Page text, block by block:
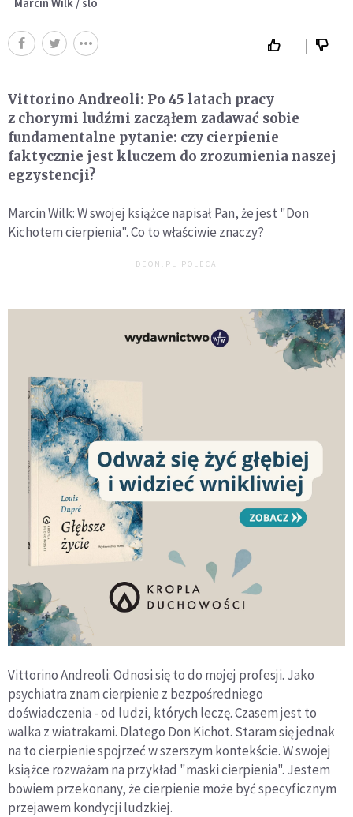
Vittorino Andreoli: Po 45 latach pracy
z chorymi ludźmi zacząłem zadawać sobie
fundamentalne pytanie: czy cierpienie
faktycznie jest kluczem do zrozumienia naszej
egzystencji?
Marcin Wilk: W swojej książce napisał Pan, że jest "Don
Kichotem cierpienia". Co to właściwie znaczy?
DEON.PL POLECA
Vittorino Andreoli: Odnosi się to do mojej profesji. Jako
psychiatra znam cierpienie z bezpośredniego
doświadczenia - od ludzi, których leczę. Czasem jest to
walka z wiatrakami. Dlatego Don Kichot. Staram się jednak
na to cierpienie spojrzeć w szerszym kontekście. W swojej
książce rozważam na przykład "maski cierpienia". Jestem
bowiem przekonany, że cierpienie może być specyficznym
przejawem kondycji ludzkiej.